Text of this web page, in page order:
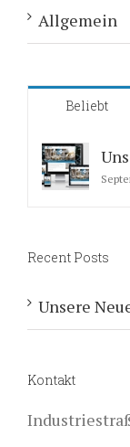
Allgemein
Beliebt
Recent Posts
Unsere
Kontakt